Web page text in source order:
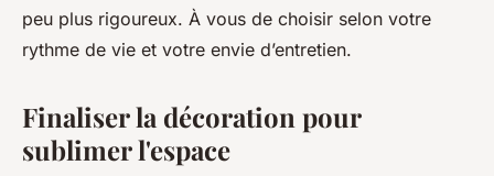
peu plus rigoureux. À vous de choisir selon votre
rythme de vie et votre envie d’entretien.
Finaliser la décoration pour
sublimer l'espace